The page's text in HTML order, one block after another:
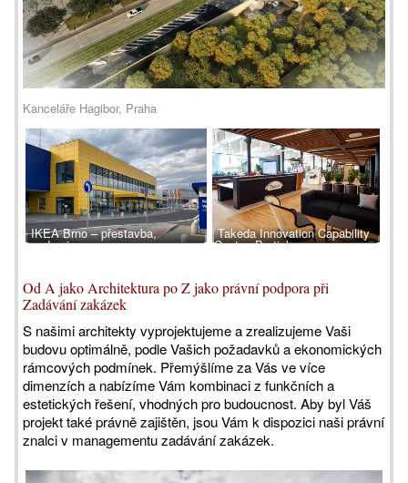
Kanceláře Hagibor, Praha
IKEA Brno – přestavba,
modernizace
Takeda Innovation Capability
Center, Bratislava
Od A jako Architektura po Z jako právní podpora při
Zadávání zakázek
S našimi architekty vyprojektujeme a zrealizujeme Vaši
budovu optimálně, podle Vašich požadavků a ekonomických
rámcových podmínek. Přemýšlíme za Vás ve více
dimenzích a nabízíme Vám kombinaci z funkčních a
estetických řešení, vhodných pro budoucnost. Aby byl Váš
projekt také právně zajištěn, jsou Vám k dispozici naši právní
znalci v managementu zadávání zakázek.